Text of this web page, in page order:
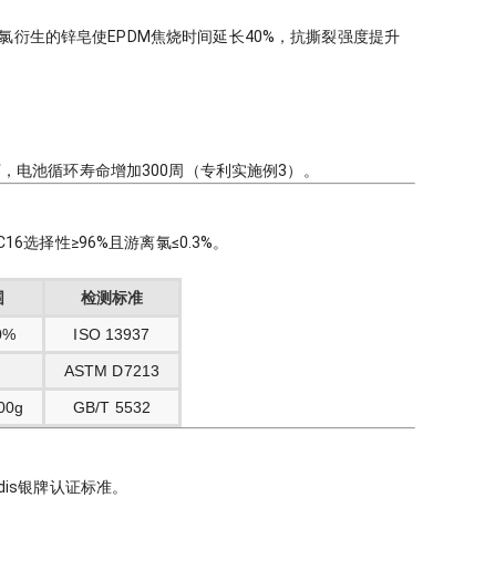
衍生的锌皂使EPDM焦烧时间延长40%，抗撕裂强度提升
电池循环寿命增加300周（专利实施例3）。
选择性≥96%且游离氯≤0.3%。
检测标准
ISO 13937
ASTM D7213
GB/T 5532
银牌认证标准。